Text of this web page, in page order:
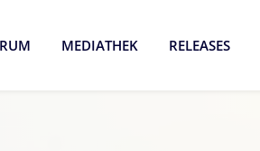
MEDIATHEK RELEASES